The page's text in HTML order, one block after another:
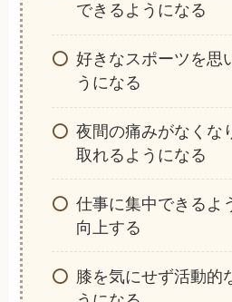
できるようになる
好きなスポーツを思
うになる
夜間の痛みがなくな
取れるようになる
仕事に集中できるよ
向上する
膝を気にせず活動的